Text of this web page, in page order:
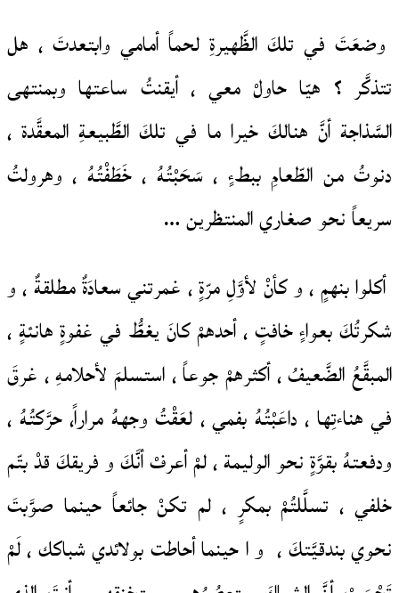
وضعَتَ في تلكَ الظَّهيرةِ لحماً أمامي وابتعدتَ ، هل
تتذكَّر ؟ هيّا حاولْ معي ، أيقنتُ ساعتها وبمنتهى
السَّذاجة أنَّ هنالكَ خيرا ما في تلكَ الطَّبيعةِ المعقَّدة ،
دنوتُ من الطّعامِ ببطءٍ ، سَحَبْتُهُ ، خَطَفْتُهُ ، وهرولتُ
سريعاً نحو صغاري المنتظرين …
أكلوا بنهمٍ ، و كأنْ لأوَّلِ مرّةٍ ، غمرتني سعادَةٌ مطلقةٌ ، و
شكرتُكَ بعواءٍ خافتٍ ، أحدهمْ كانَ يغطُّ في غفوةٍ هانئةٍ ،
المبقَّعُ الضَّعيفُ ، أكثرهمْ جوعاً ، استسلمَ لأحلامهِ ، غرقَ
في هناءتِها ، داعَبْتُهُ بفمي ، لعَقْتُ وجههُ مراراً، حرَّكتُهُ ،
ودفعتهُ بقوَّةٍ نحو الوليمة ، لمْ أعرفْ أنَّكَ و فريقكَ قدْ بتّم
خلفي ، تسلَّلتُمْ بمكرٍ ، لم تكنْ جائعاً حينما صوَّبتَ
نحوي بندقيَّتكَ ، و ا حينما أحاطت بولائدي شباكك ، لَمْ